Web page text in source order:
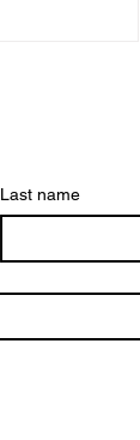
Last name